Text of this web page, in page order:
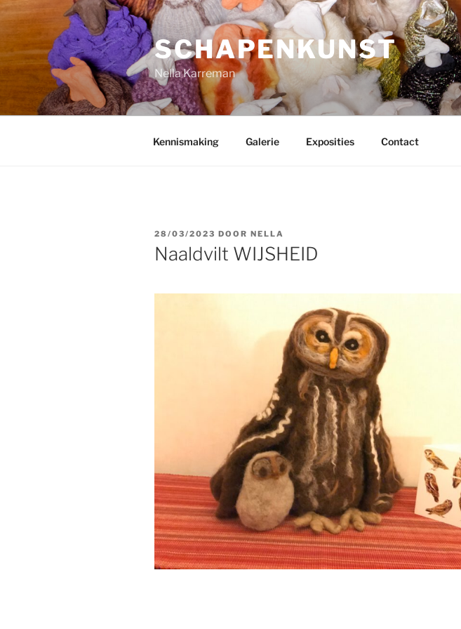
Ga
naar
inhoud
SCHAPENKUNST
Nella Karreman
Kennismaking Galerie Exposities Contact
GEPLAATST
OP
28/03/2023 DOOR NELLA
Naaldvilt WIJSHEID